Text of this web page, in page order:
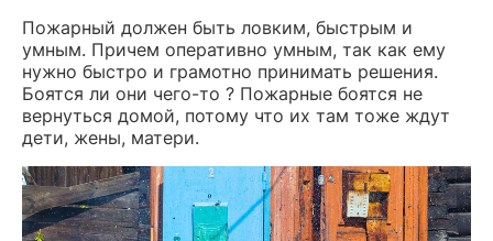
Пожарный должен быть ловким, быстрым и
умным. Причем оперативно умным, так как ему
нужно быстро и грамотно принимать решения.
Боятся ли они чего-то ? Пожарные боятся не
вернуться домой, потому что их там тоже ждут
дети, жены, матери.